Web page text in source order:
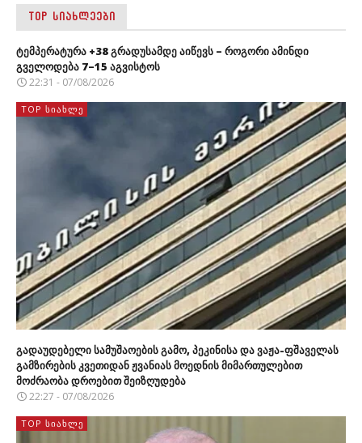
TOP ᲡᲘᲐᲮᲚᲔᲔᲑᲘ
ტემპერატურა +38 გრადუსამდე აიწევს – როგორი ამინდი
გველოდება 7–15 აგვისტოს
22:31 - 07/08/2026
TOP ᲡᲘᲐᲮᲚᲔ
გადაუდებელი სამუშაოების გამო, პეკინისა და ვაჟა-ფშაველას
გამზირების კვეთიდან ჟვანიას მოედნის მიმართულებით
მოძრაობა დროებით შეიზღუდება
22:27 - 07/08/2026
TOP ᲡᲘᲐᲮᲚᲔ